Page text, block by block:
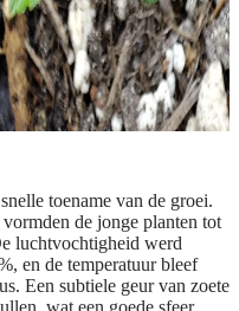
toename van de groei.
de jonge planten tot
luchtvochtigheid werd
en de temperatuur bleef
Een subtiele geur van zoete